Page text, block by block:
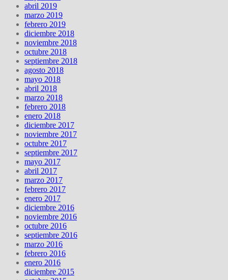
abril 2019
marzo 2019
febrero 2019
diciembre 2018
noviembre 2018
octubre 2018
septiembre 2018
agosto 2018
mayo 2018
abril 2018
marzo 2018
febrero 2018
enero 2018
diciembre 2017
noviembre 2017
octubre 2017
septiembre 2017
mayo 2017
abril 2017
marzo 2017
febrero 2017
enero 2017
diciembre 2016
noviembre 2016
octubre 2016
septiembre 2016
marzo 2016
febrero 2016
enero 2016
diciembre 2015